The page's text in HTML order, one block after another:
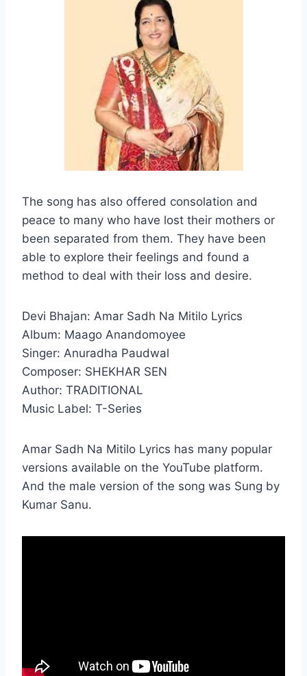
The song has also offered consolation and
peace to many who have lost their mothers or
been separated from them. They have been
able to explore their feelings and found a
method to deal with their loss and desire.
Devi Bhajan: Amar Sadh Na Mitilo Lyrics
Album: Maago Anandomoyee
Singer: Anuradha Paudwal
Composer: SHEKHAR SEN
Author: TRADITIONAL
Music Label: T-Series
Amar Sadh Na Mitilo Lyrics has many popular
versions available on the YouTube platform.
And the male version of the song was Sung by
Kumar Sanu.